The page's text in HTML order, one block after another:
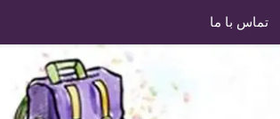
تماس با ما